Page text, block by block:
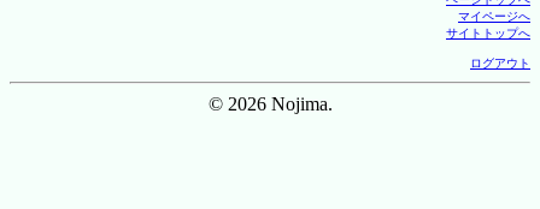
マイページへ
サイトトップへ
ログアウト
© 2026 Nojima.